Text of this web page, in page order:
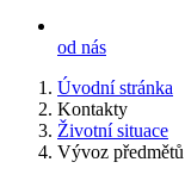
od nás
Úvodní stránka
Kontakty
Životní situace
Vývoz